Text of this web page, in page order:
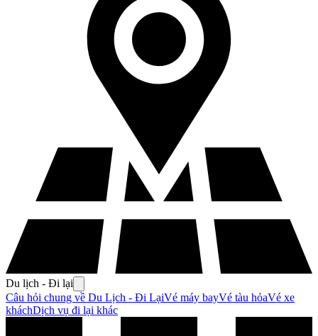
Du lịch - Đi lại
Câu hỏi chung về Du Lịch - Đi LạiVé máy bayVé tàu hỏaVé xe
kháchDịch vụ đi lại khác